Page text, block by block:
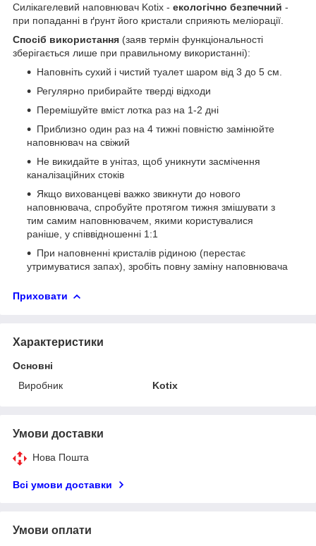
Силікагелевий наповнювач Kotix - екологічно безпечний -
при попаданні в ґрунт його кристали сприяють меліорації.
Спосіб використання (заяв термін функціональності
зберігається лише при правильному використанні):
Наповніть сухий і чистий туалет шаром від 3 до 5 см.
Регулярно прибирайте тверді відходи
Перемішуйте вміст лотка раз на 1-2 дні
Приблизно один раз на 4 тижні повністю замінюйте
наповнювач на свіжий
Не викидайте в унітаз, щоб уникнути засмічення
каналізаційних стоків
Якщо вихованцеві важко звикнути до нового
наповнювача, спробуйте протягом тижня змішувати з
тим самим наповнювачем, якими користувалися
раніше, у співвідношенні 1:1
При наповненні кристалів рідиною (перестає
утримуватися запах), зробіть повну заміну наповнювача
Приховати
Характеристики
Основні
Виробник
Kotix
Умови доставки
Нова Пошта
Всі умови доставки
Умови оплати